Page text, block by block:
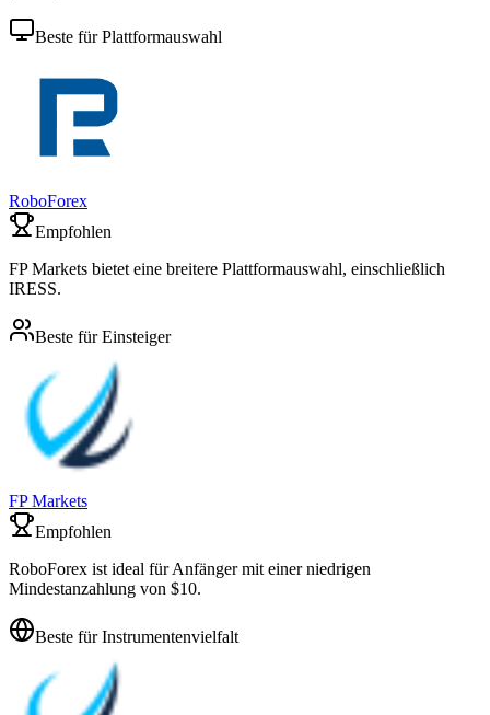
Beste für Plattformauswahl
RoboForex
Empfohlen
FP Markets bietet eine breitere Plattformauswahl, einschließlich
IRESS.
Beste für Einsteiger
FP Markets
Empfohlen
RoboForex ist ideal für Anfänger mit einer niedrigen
Mindestanzahlung von $10.
Beste für Instrumentenvielfalt